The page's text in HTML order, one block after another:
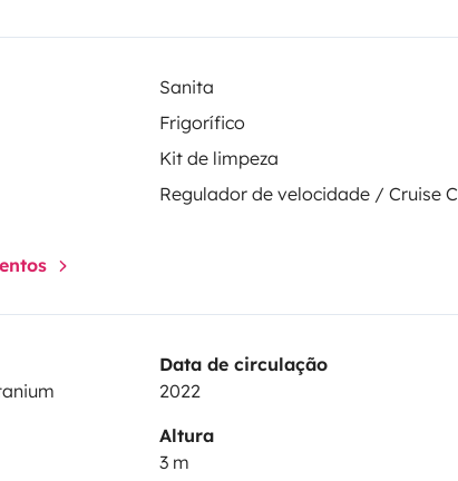
Sanita
Frigorífico
Kit de limpeza
Data de circulação
2022
Altura
3 m